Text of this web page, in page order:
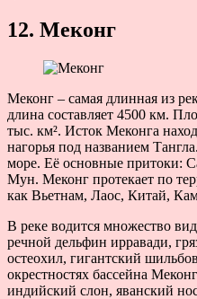
12. Меконг
Меконг – самая длинная из
длина составляет 4500 км.
тыс. км². Исток Меконга
нагорья под названием
море. Её основные притоки:
Мун. Меконг протекает по
как Вьетнам, Лаос, Китай,
В реке водится множество
речной дельфин ирравади,
остеохил, гигантский
окрестностях бассейна
индийский слон, яванский